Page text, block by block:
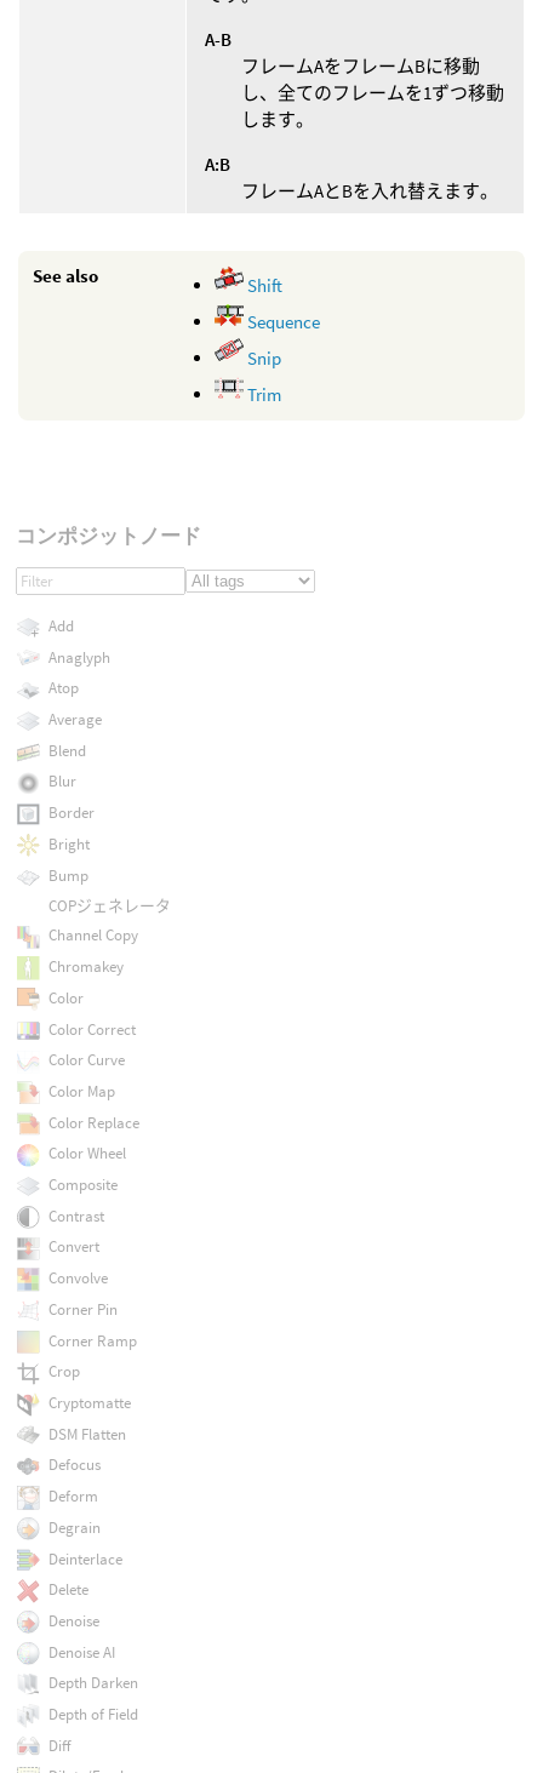
A-B
フレームAをフレームBに移動
し、全てのフレームを1ずつ移動
します。
A:B
フレームAとBを入れ替えます。
See also
Shift
Sequence
Snip
Trim
コンポジットノード
Add
Anaglyph
Atop
Average
Blend
Blur
Border
Bright
Bump
COPジェネレータ
Channel Copy
Chromakey
Color
Color Correct
Color Curve
Color Map
Color Replace
Color Wheel
Composite
Contrast
Convert
Convolve
Corner Pin
Corner Ramp
Crop
Cryptomatte
DSM Flatten
Defocus
Deform
Degrain
Deinterlace
Delete
Denoise
Denoise AI
Depth Darken
Depth of Field
Diff